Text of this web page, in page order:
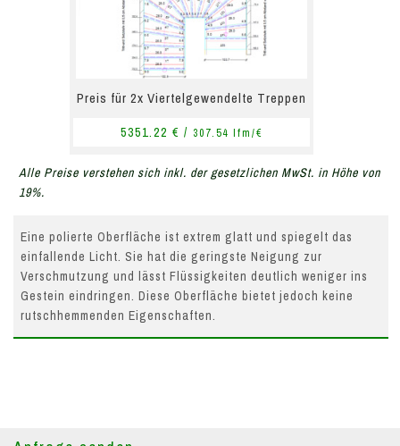
Preis für 2x Viertelgewendelte Treppen
5351.22 € / 307.54 lfm/€
Alle Preise verstehen sich inkl. der gesetzlichen MwSt. in Höhe von
19%.
Eine polierte Oberfläche ist extrem glatt und spiegelt das
einfallende Licht. Sie hat die geringste Neigung zur
Verschmutzung und lässt Flüssigkeiten deutlich weniger ins
Gestein eindringen. Diese Oberfläche bietet jedoch keine
rutschhemmenden Eigenschaften.